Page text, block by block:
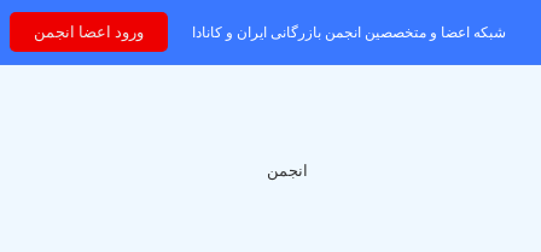
شبکه اعضا و متخصصین انجمن بازرگانی ایران و کانادا ورود اعضا انجمن